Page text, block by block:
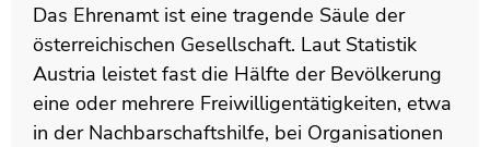
Das Ehrenamt ist eine tragende Säule der
österreichischen Gesellschaft. Laut Statistik
Austria leistet fast die Hälfte der Bevölkerung
eine oder mehrere Freiwilligentätigkeiten, etwa
in der Nachbarschaftshilfe, bei Organisationen